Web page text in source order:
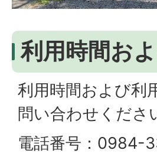
利用時間お
利用時間および利
問い合わせくださ
電話番号：0984-